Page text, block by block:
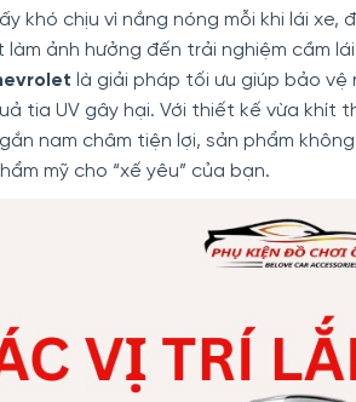
khó chịu vì nắng nóng mỗi khi lái
làm ảnh hưởng đến trải nghiệm cầm
là giải pháp tối ưu giúp bảo
tia UV gây hại. Với thiết kế vừa
nam châm tiện lợi, sản phẩm
mỹ cho “xế yêu” của bạn.